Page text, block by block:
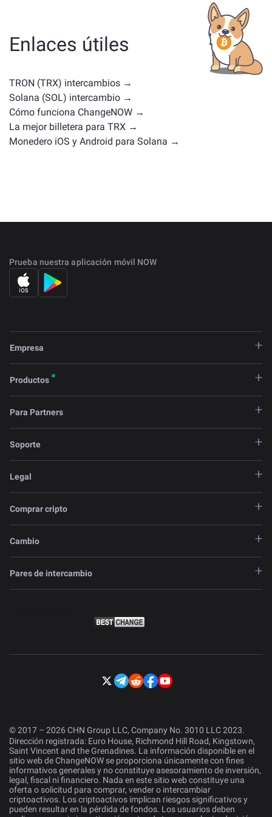
ya sea una stablecoin, un token de utilidad, una
moneda de gobernanza u otro tipo. Las alternativas
comunes incluyen otras criptomonedas con casos de
uso o posiciones en el mercado similares. Consulta
todos los activos disponibles para intercambiar en la
página principal de intercambio
Enlaces útiles
TRON (TRX) intercambios →
Solana (SOL) intercambio →
Cómo funciona ChangeNOW →
La mejor billetera para TRX →
Monedero iOS y Android para Solana →
Prueba nuestra aplicación móvil NOW
Empresa
Productos
Para Partners
Soporte
Legal
Comprar cripto
Cambio
Pares de intercambio
© 2017 – 2026 CHN Group LLC, Company No. 3010 LLC 2023.
Dirección registrada: Euro House, Richmond Hill Road, Kingstown,
Saint Vincent and the Grenadines. La información disponible en el
sitio web de ChangeNOW se proporciona únicamente con fines
informativos generales y no constituye asesoramiento de inversión,
legal, fiscal ni financiero. Nada en este sitio web constituye una
oferta o solicitud para comprar, vender o intercambiar
criptoactivos. Los criptoactivos implican riesgos significativos y
pueden resultar en la pérdida de fondos. Los usuarios deben